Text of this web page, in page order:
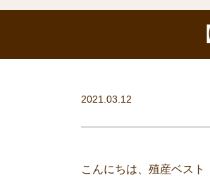
2021.03.12
こんにちは、殖産ベスト